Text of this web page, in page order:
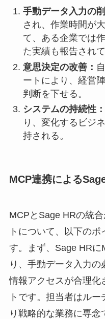
手動データ入力の
され、作業時間が
て、ある企業では
た実績も報告されて
意思決定の改善：
ートにより、経営
判断を下せる。
システムの持続性：
り、変化するビジ
持される。
MCP連携による
MCPとSage HRの統
トについて、以下の
す。まず、Sage HRに
り、手動データ入力の
情報アクセスが合理化
トです。担当者はル
り戦略的な業務に専念